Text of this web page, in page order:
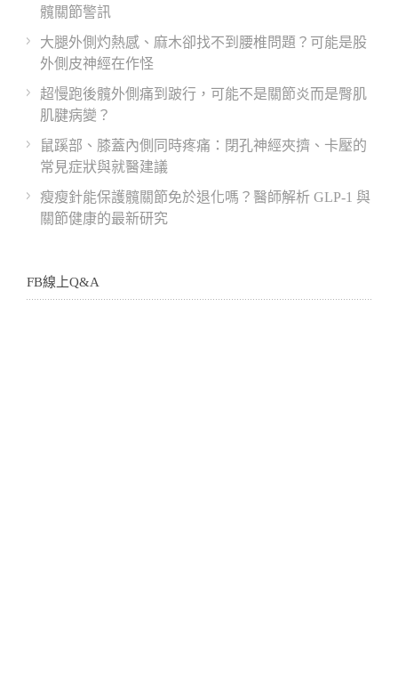
髖關節警訊
大腿外側灼熱感、麻木卻找不到腰椎問題？可能是股
外側皮神經在作怪
超慢跑後髖外側痛到跛行，可能不是關節炎而是臀肌
肌腱病變？
鼠蹊部、膝蓋內側同時疼痛：閉孔神經夾擠、卡壓的
常見症狀與就醫建議
瘦瘦針能保護髖關節免於退化嗎？醫師解析 GLP-1 與
關節健康的最新研究
FB線上Q&A